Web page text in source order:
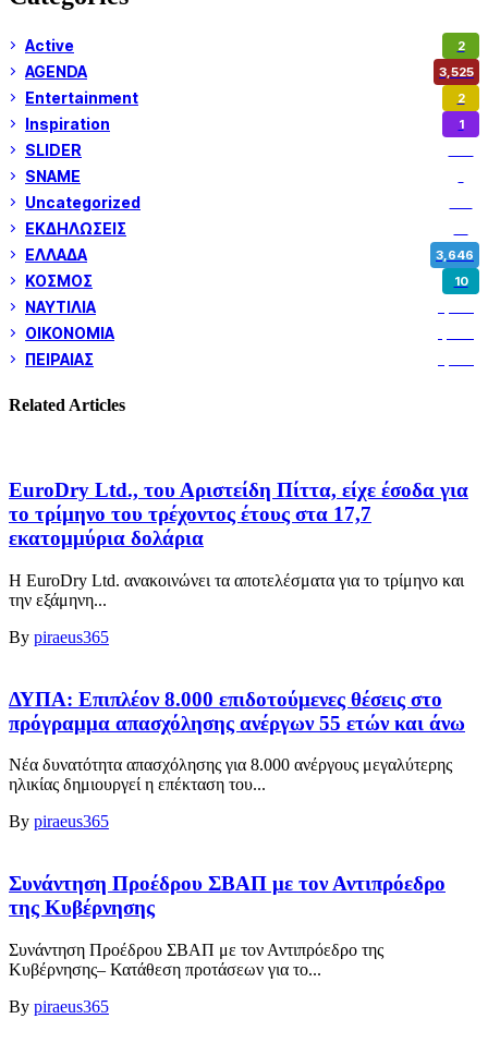
Active 2
AGENDA 3,525
Entertainment 2
Inspiration 1
SLIDER
SNAME
Uncategorized
ΕΚΔΗΛΩΣΕΙΣ
ΕΛΛΑΔΑ 3,646
ΚΟΣΜΟΣ 10
ΝΑΥΤΙΛΙΑ
ΟΙΚΟΝΟΜΙΑ
ΠΕΙΡΑΙΑΣ
Related Articles
EuroDry Ltd., του Αριστείδη Πίττα, είχε έσοδα για
το τρίμηνο του τρέχοντος έτους στα 17,7
εκατομμύρια δολάρια
Η EuroDry Ltd. ανακοινώνει τα αποτελέσματα για το τρίμηνο και
την εξάμηνη...
By piraeus365
ΔΥΠΑ: Επιπλέον 8.000 επιδοτούμενες θέσεις στο
πρόγραμμα απασχόλησης ανέργων 55 ετών και άνω
Νέα δυνατότητα απασχόλησης για 8.000 ανέργους μεγαλύτερης
ηλικίας δημιουργεί η επέκταση του...
By piraeus365
Συνάντηση Προέδρου ΣΒΑΠ με τον Αντιπρόεδρο
της Κυβέρνησης
Συνάντηση Προέδρου ΣΒΑΠ με τον Αντιπρόεδρο της
Κυβέρνησης– Κατάθεση προτάσεων για το...
By piraeus365